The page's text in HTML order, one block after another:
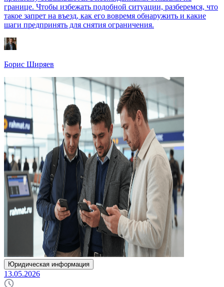
границе. Чтобы избежать подобной ситуации, разберемся, что
такое запрет на въезд, как его вовремя обнаружить и какие
шаги предпринять для снятия ограничения.
Борис Ширяев
Юридическая информация
13.05.2026